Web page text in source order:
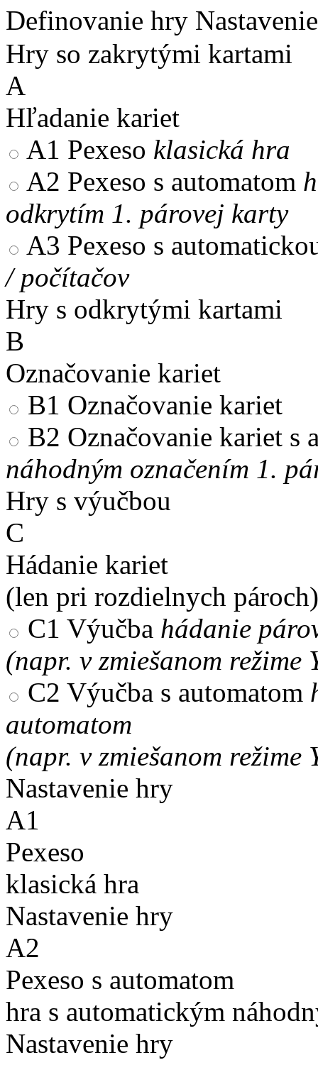
Definovanie hry
Hry so zakrytými kartami
A
Hľadanie kariet
A1 Pexeso klasická hra
A2 Pexeso s automatom
odkrytím 1. párovej karty
A3 Pexeso s
/ počítačov
Hry s odkrytými kartami
B
Označovanie kariet
B1 Označovanie kariet
B2 Označovanie kariet s
náhodným označením 1.
Hry s výučbou
C
Hádanie kariet
(len pri rozdielnych pároch)
C1 Výučba hádanie
(napr. v zmiešanom režime
C2 Výučba s automatom
automatom
(napr. v zmiešanom režime
Nastavenie hry
A1
Pexeso
klasická hra
Nastavenie hry
A2
Pexeso s automatom
hra s automatickým
Nastavenie hry